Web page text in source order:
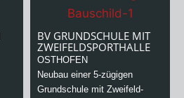
BV GRUNDSCHULE MIT
ZWEIFELDSPORTHALLE
OSTHOFEN
Neubau einer 5-zügigen
Grundschule mit Zweifeld-